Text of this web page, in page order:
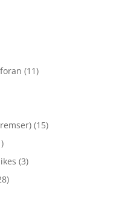
(11)
(15)
(3)